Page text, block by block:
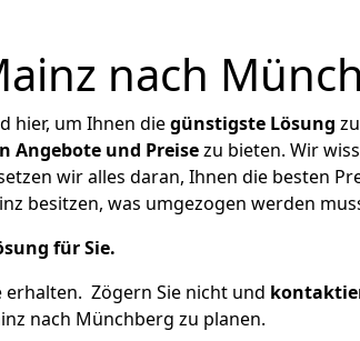
nach
hier, um Ihnen diegünstigste Lösung
Angebote und Preisezu bieten. Wir
wir alles daran, Ihnen die besten
besitzen, was umgezogen werden
für Sie.
erhalten. Zögern Sie nicht und
nach Münchberg zu planen.